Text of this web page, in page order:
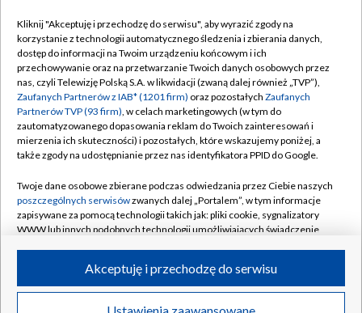
Abonament TVP
Sklep TVP
Biuro Reklamy
Oferta Handlowa
Telegazeta ogłoszenia
Rada Programowa
Ogłoszenia przetargowe
Akademia Telewizyjna
Informacje o nadawcy
Regulamin TVP
Polityka prywatności
Moje zgody
Biuro reklamy
Kontakt
Kanały
©2026 Telewizja Polska Spółka Akcyjna w likwidacji
Kliknij "Akceptuję i przechodzę do serwisu", aby wyrazić zgody na
korzystanie z technologii automatycznego śledzenia i zbierania danych,
dostęp do informacji na Twoim urządzeniu końcowym i ich
przechowywanie oraz na przetwarzanie Twoich danych osobowych przez
nas, czyli Telewizję Polską S.A. w likwidacji (zwaną dalej również „TVP”),
Zaufanych Partnerów z IAB* (1201 firm) oraz pozostałych Zaufanych
Partnerów TVP (93 firm), w celach marketingowych (w tym do
zautomatyzowanego dopasowania reklam do Twoich zainteresowań i
mierzenia ich skuteczności) i pozostałych, które wskazujemy poniżej, a
także zgody na udostępnianie przez nas identyfikatora PPID do Google.
Twoje dane osobowe zbierane podczas odwiedzania przez Ciebie naszych
poszczególnych serwisówzwanych dalej „Portalem”, w tym informacje
zapisywane za pomocą technologii takich jak: pliki cookie, sygnalizatory
WWW lub innych podobnych technologii umożliwiających świadczenie
ruchu w Internecie.
Twoje dane osobowe zbierane podczas odwiedzania przez Ciebie
Akceptuję i przechodzę do serwisu